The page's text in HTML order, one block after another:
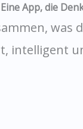
Eine App, die
was
intelligent